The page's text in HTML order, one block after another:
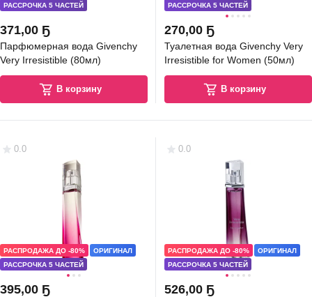
РАССРОЧКА 5 ЧАСТЕЙ
371,00 Ҕ
Парфюмерная вода Givenchy
Very Irresistible (80мл)
В корзину
РАССРОЧКА 5 ЧАСТЕЙ
270,00 Ҕ
Туалетная вода Givenchy Very
Irresistible for Women (50мл)
В корзину
0.0
РАССРОЧКА 5 ЧАСТЕЙ
РАСПРОДАЖА ДО -80% ОРИГИНАЛ
395,00 Ҕ
0.0
РАССРОЧКА 5 ЧАСТЕЙ
РАСПРОДАЖА ДО -80% ОРИГИНАЛ
526,00 Ҕ